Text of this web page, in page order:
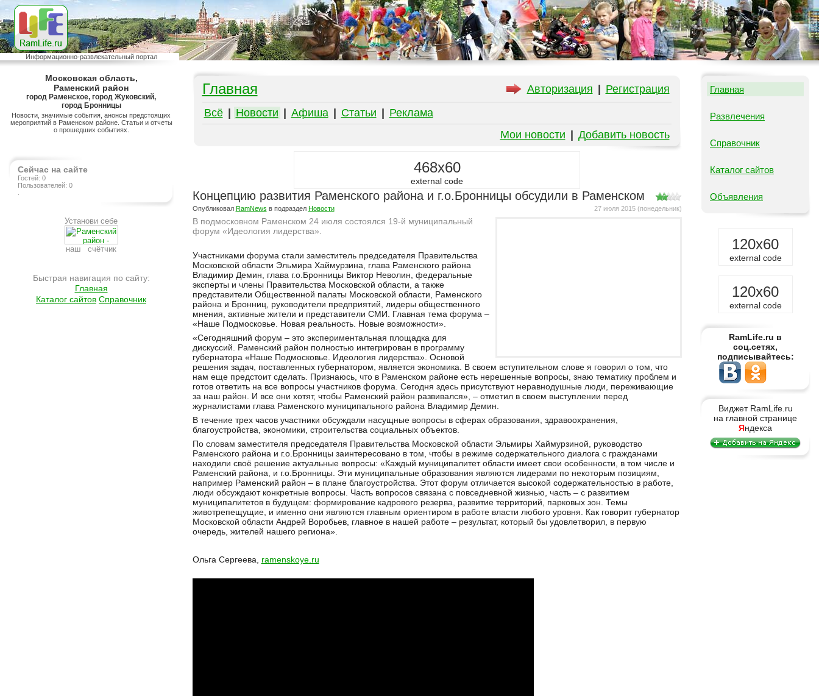
Информационно-развлекательный портал
Московская область,
Раменский район
город Раменское, город Жуковский,
город Бронницы
Новости, значимые события, анонсы предстоящих
мероприятий в Раменском районе. Статьи и отчеты
о прошедших событиях.
Сейчас на сайте
Гостей: 0
Пользователей: 0
Установи себе
наш счётчик
Быстрая навигация по сайту:
Главная
Каталог сайтов Справочник
Авторизация Регистрация
Главная
Всё Новости Афиша Статьи
Реклама
Мои новости
Добавить новость
468x60
external code
Концепцию развития Раменского района и г.о.Бронницы обсудили в Раменском
27 июля 2015 (понедельник)
Опубликовал RamNews в подраздел Новости
В подмосковном Раменском 24 июля состоялся 19-й муниципальный
форум «Идеология лидерства».
Участниками форума стали заместитель председателя Правительства
Московской области Эльмира Хаймурзина, глава Раменского района
Владимир Демин, глава г.о.Бронницы Виктор Неволин, федеральные
эксперты и члены Правительства Московской области, а также
представители Общественной палаты Московской области, Раменского
района и Бронниц, руководители предприятий, лидеры общественного
мнения, активные жители и представители СМИ. Главная тема форума –
«Наше Подмосковье. Новая реальность. Новые возможности».
«Сегодняшний форум – это экспериментальная площадка для
дискуссий. Раменский район полностью интегрирован в программу
губернатора «Наше Подмосковье. Идеология лидерства». Основой
решения задач, поставленных губернатором, является экономика. В своем вступительном слове я говорил о том, что
нам еще предстоит сделать. Признаюсь, что в Раменском районе есть нерешенные вопросы, знаю тематику проблем и
готов ответить на все вопросы участников форума. Сегодня здесь присутствуют неравнодушные люди, переживающие
за наш район. И все они хотят, чтобы Раменский район развивался», – отметил в своем выступлении перед
журналистами глава Раменского муниципального района Владимир Демин.
В течение трех часов участники обсуждали насущные вопросы в сферах образования, здравоохранения,
благоустройства, экономики, строительства социальных объектов.
По словам заместителя председателя Правительства Московской области Эльмиры Хаймурзиной, руководство
Раменского района и г.о.Бронницы заинтересовано в том, чтобы в режиме содержательного диалога с гражданами
находили своё решение актуальные вопросы: «Каждый муниципалитет области имеет свои особенности, в том числе и
Раменский района, и г.о.Бронницы. Эти муниципальные образования являются лидерами по некоторым позициям,
например Раменский район – в плане благоустройства. Этот форум отличается высокой содержательностью в работе,
люди обсуждают конкретные вопросы. Часть вопросов связана с повседневной жизнью, часть – с развитием
муниципалитетов в будущем: формирование кадрового резерва, развитие территорий, парковых зон. Темы
животрепещущие, и именно они являются главным ориентиром в работе власти любого уровня. Как говорит губернатор
Московской области Андрей Воробьев, главное в нашей работе – результат, который бы удовлетворил, в первую
очередь, жителей нашего региона».
Ольга Сергеева, ramenskoye.ru
Главная
Развлечения
Справочник
Каталог сайтов
Объявления
120x60
external code
120x60
external code
RamLife.ru в
соц.сетях,
подписывайтесь:
Виджет RamLife.ru
на главной странице
Яндекса